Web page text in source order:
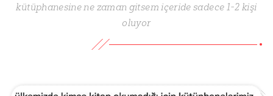
kütüphanesine ne zaman gitsem içeride sadece 1-2 kişi
oluyor